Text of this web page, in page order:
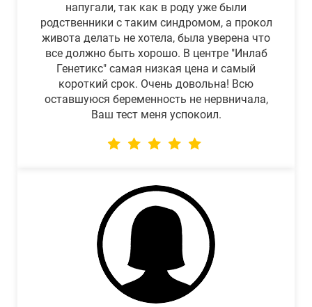
напугали, так как в роду уже были
родственники с таким синдромом, а прокол
живота делать не хотела, была уверена что
все должно быть хорошо. В центре "Инлаб
Генетикс" самая низкая цена и самый
короткий срок. Очень довольна! Всю
оставшуюся беременность не нервничала,
Ваш тест меня успокоил.